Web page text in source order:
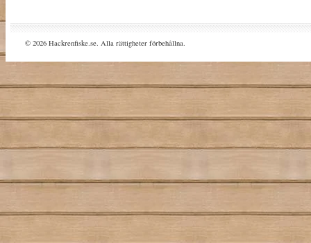
© 2026 Hackrenfiske.se. Alla rättigheter förbehållna.